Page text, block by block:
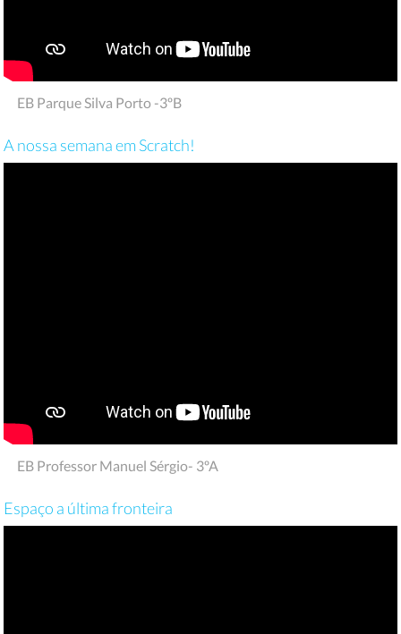
EB Parque Silva Porto -3ºB
A nossa semana em Scratch!
EB Professor Manuel Sérgio- 3ºA
Espaço a última fronteira